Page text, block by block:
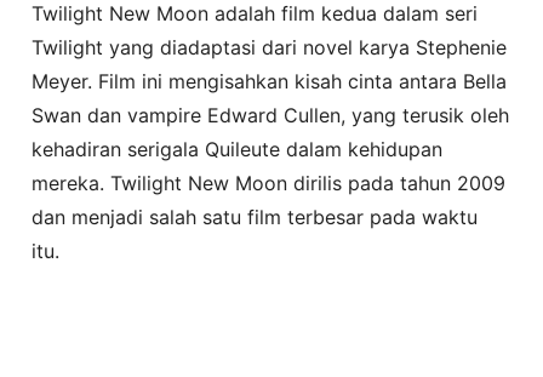
Twilight New Moon adalah film kedua dalam seri
Twilight yang diadaptasi dari novel karya Stephenie
Meyer. Film ini mengisahkan kisah cinta antara Bella
Swan dan vampire Edward Cullen, yang terusik oleh
kehadiran serigala Quileute dalam kehidupan
mereka. Twilight New Moon dirilis pada tahun 2009
dan menjadi salah satu film terbesar pada waktu
itu.